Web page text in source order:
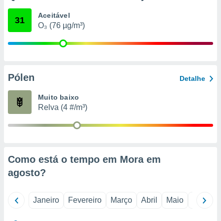
qual se
tal,
na
de
ou aceder
31 Aceitável
O₃ (76 µg/m³)
Pólen Detalhe
Muito baixo
Relva (4 #/m³)
Como está o tempo em Mora em
agosto?
Janeiro Fevereiro Março Abril Maio Junho